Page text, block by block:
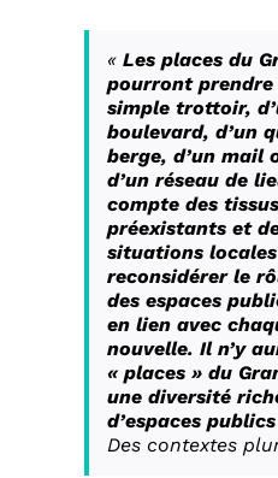
« Les places du
pourront prendre
simple trottoir,
boulevard, d’un
berge, d’un mail
d’un réseau de
compte des
préexistants et
situations
reconsidérer le
des espaces
en lien avec
nouvelle. Il n’y
« places » du
une diversité
d’espaces
Des contextes